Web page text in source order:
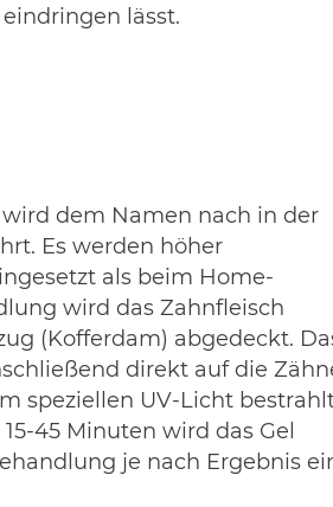
lässt.
wird dem Namen nach in der
Es werden höher
als beim Home-
wird das Zahnfleisch
(Kofferdam) abgedeckt.
direkt auf die
speziellen UV-Licht
45 Minuten wird das Gel
je nach Ergebnis